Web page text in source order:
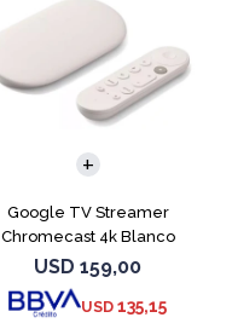
Google TV Streamer
Chromecast 4k Blanco
USD 159,00
USD 135,15